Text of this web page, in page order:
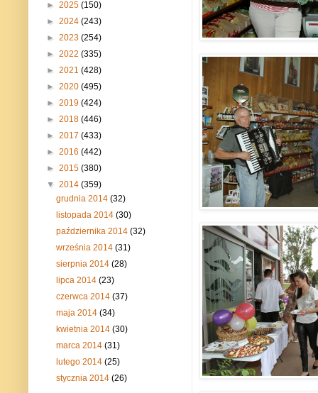
► 2025 (150)
► 2024 (243)
► 2023 (254)
► 2022 (335)
► 2021 (428)
► 2020 (495)
► 2019 (424)
► 2018 (446)
► 2017 (433)
► 2016 (442)
► 2015 (380)
▼ 2014 (359)
grudnia 2014(32)
listopada 2014(30)
października 2014(32)
września 2014(31)
sierpnia 2014(28)
lipca 2014(23)
czerwca 2014(37)
maja 2014(34)
kwietnia 2014(30)
marca 2014(31)
lutego 2014(25)
stycznia 2014(26)